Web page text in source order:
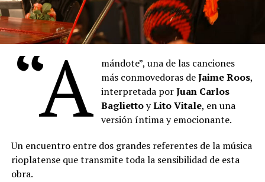
“Denisedescribe los pigmentos cuyos nombres se
mezclan con las proas de los barcos del puerto, también
está pintando, con la música, con la voz. Hay algo de la
pintura que empieza a teñir las palabras que
Denise
canta. Un cruce raro de oficios, maravilloso”, sostuvo el
artista plásticoDaniel Santoro .
“A
mándote”, una de las canciones
más conmovedoras deJaime Roos,
interpretada porJuan Carlos
BagliettoyLito Vitale, en una
versión íntima y emocionante.
Un encuentro entre dos grandes referentes de la música
rioplatense que transmite toda la sensibilidad de esta
obra.